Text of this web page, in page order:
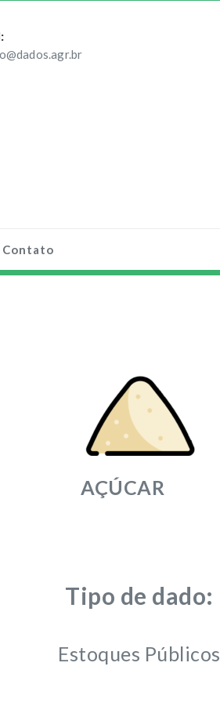
Contato
AÇÚCAR
Tipo de dado:
Estoques Públicos